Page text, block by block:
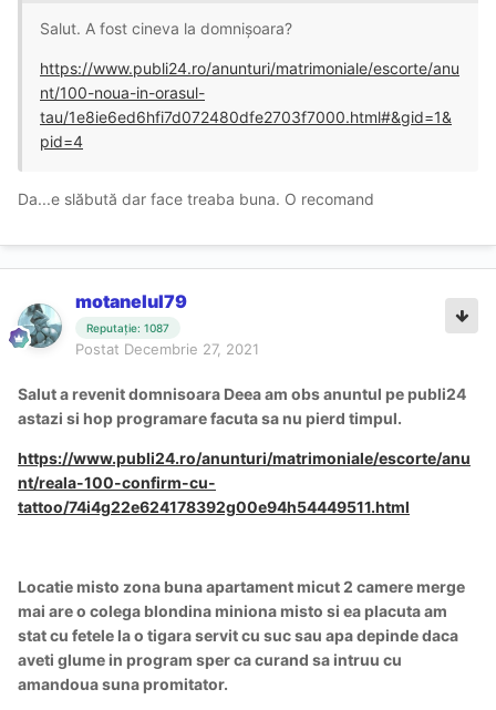
Salut. A fost cineva la domnișoara?
https://www.publi24.ro/anunturi/matrimoniale/escorte/anu
nt/100-noua-in-orasul-
tau/1e8ie6ed6hfi7d072480dfe2703f7000.html#&gid=1&
pid=4
Da...e slăbută dar face treaba buna. O recomand
motanelul79
Reputație: 1087
Postat Decembrie 27, 2021
Salut a revenit domnisoara Deea am obs anuntul pe publi24
astazi si hop programare facuta sa nu pierd timpul.
https://www.publi24.ro/anunturi/matrimoniale/escorte/anu
nt/reala-100-confirm-cu-
tattoo/74i4g22e624178392g00e94h54449511.html
Locatie misto zona buna apartament micut 2 camere merge
mai are o colega blondina miniona misto si ea placuta am
stat cu fetele la o tigara servit cu suc sau apa depinde daca
aveti glume in program sper ca curand sa intruu cu
amandoua suna promitator.